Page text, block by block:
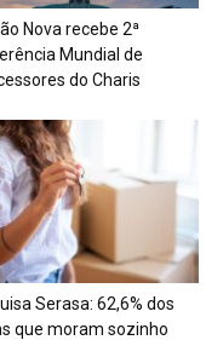
Nova recebe 2ª
Mundial de
do Charis
Serasa: 62,6% dos
que moram sozinho